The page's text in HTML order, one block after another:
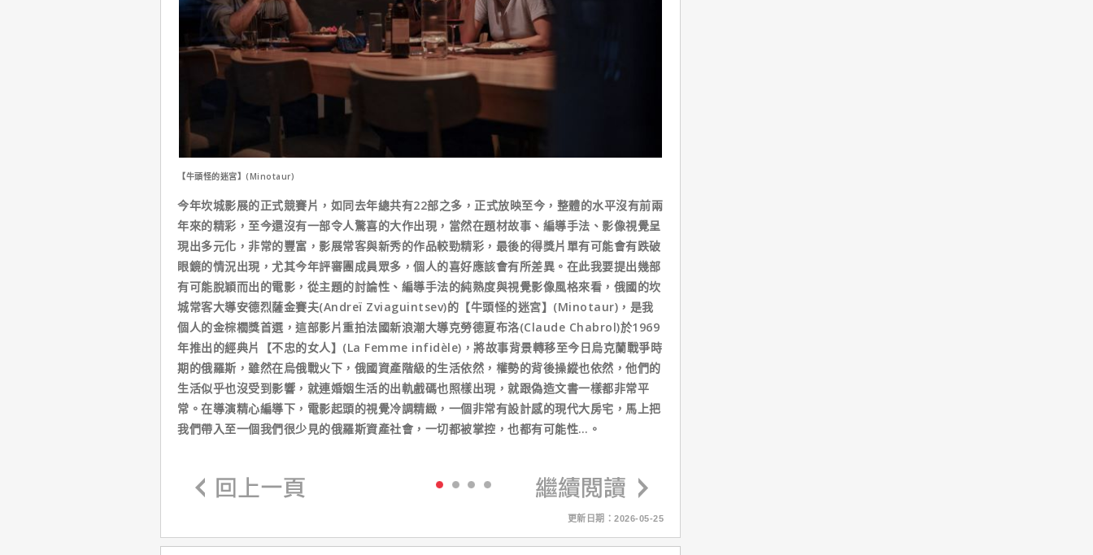
【牛頭怪的迷宮】(Minotaur)
今年坎城影展的正式競賽片，如同去年總共有22部之多，正式放映至今，整體的水平沒有前兩
年來的精彩，至今還沒有一部令人驚喜的大作出現，當然在題材故事、編導手法、影像視覺呈
現出多元化，非常的豐富，影展常客與新秀的作品較勁精彩，最後的得獎片單有可能會有跌破
眼鏡的情況出現，尤其今年評審團成員眾多，個人的喜好應該會有所差異。在此我要提出幾部
有可能脫穎而出的電影，從主題的討論性、編導手法的純熟度與視覺影像風格來看，俄國的坎
城常客大導安德烈薩金賽夫(Andreï Zviaguintsev)的【牛頭怪的迷宮】(Minotaur)，是我
個人的金棕櫚獎首選，這部影片重拍法國新浪潮大導克勞德夏布洛(Claude Chabrol)於1969
年推出的經典片【不忠的女人】(La Femme infidèle)，將故事背景轉移至今日烏克蘭戰爭時
期的俄羅斯，雖然在烏俄戰火下，俄國資產階級的生活依然，權勢的背後操縱也依然，他們的
生活似乎也沒受到影響，就連婚姻生活的出軌戲碼也照樣出現，就跟偽造文書一樣都非常平
常。在導演精心編導下，電影起頭的視覺冷調精緻，一個非常有設計感的現代大房宅，馬上把
我們帶入至一個我們很少見的俄羅斯資產社會，一切都被掌控，也都有可能性…。
更新日期：2026-05-25